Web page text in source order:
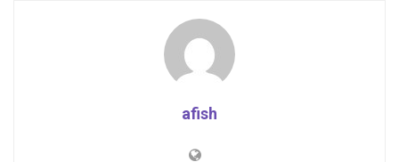
afish